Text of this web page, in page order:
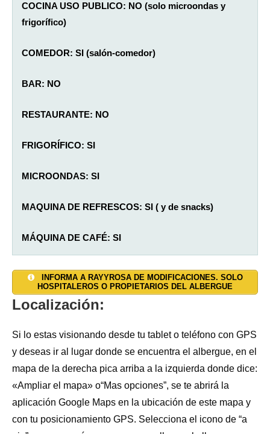
COCINA USO PUBLICO: NO (solo microondas y
frigorífico)
COMEDOR: SI (salón-comedor)
BAR: NO
RESTAURANTE: NO
FRIGORÍFICO: SI
MICROONDAS: SI
MAQUINA DE REFRESCOS: SI ( y de snacks)
MÁQUINA DE CAFÉ: SI
JARDÍN: SI
ALOJAMIENTO PRIVADO: NO
DUCHAS: 5
LAVADORA: NO
LAVADERO: SI
SECADORA: NO
CALEFACCIÓN: SI
INTERNET WI-FI: SI
RESGUARDO BICICLETAS: SI (en el jardín)
ESTABLO: NO
INFORMA A RAYYROSA DE MODIFICACIONES. SOLO
HOSPITALEROS O PROPIETARIOS DEL ALBERGUE
Localización:
Si lo estas visionando desde tu tablet o teléfono con GPS
y deseas ir al lugar donde se encuentra el albergue, en el
mapa de la derecha pica arriba a la izquierda donde dice:
«Ampliar el mapa» o“Mas opciones”, se te abrirá la
aplicación Google Maps en la ubicación de este mapa y
con tu posicionamiento GPS. Selecciona el icono de “a